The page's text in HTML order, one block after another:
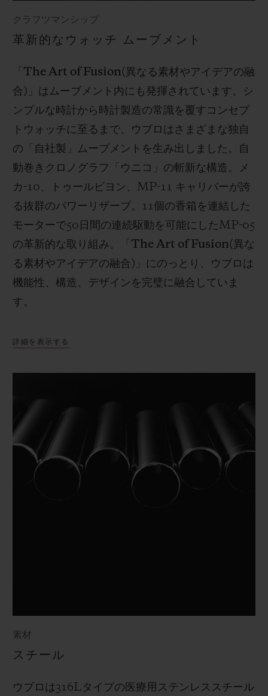
クラフツマンシップ
革新的なウォッチ ムーブメント
The Art of Fusion(異なる素材やアイデアの融
合) 」はムーブメント内にも発揮されています。シ
ンプルな時計から時計製造の常識を覆すコンセプ
トウォッチに至るまで、ウブロはさまざまな独自
の「自社製」ムーブメントを生み出しました。自
動巻きクロノグラフ「ウニコ」の斬新な構造。メ
カ -10 、トゥールビヨン、 MP-11 キャリバーが誇
る抜群のパワーリザーブ。 11個の香箱を連結した
モーターで50 日間の連続駆動を可能にしたMP-05
の革新的な取り組み。「 The Art of Fusion(異な
る素材やアイデアの融合) 」にのっとり、ウブロは
機能性、構造、デザインを完璧に融合していま
す。
詳細を表示する
素材
スチール
ウブロは316L タイプの医療用ステンレススチール